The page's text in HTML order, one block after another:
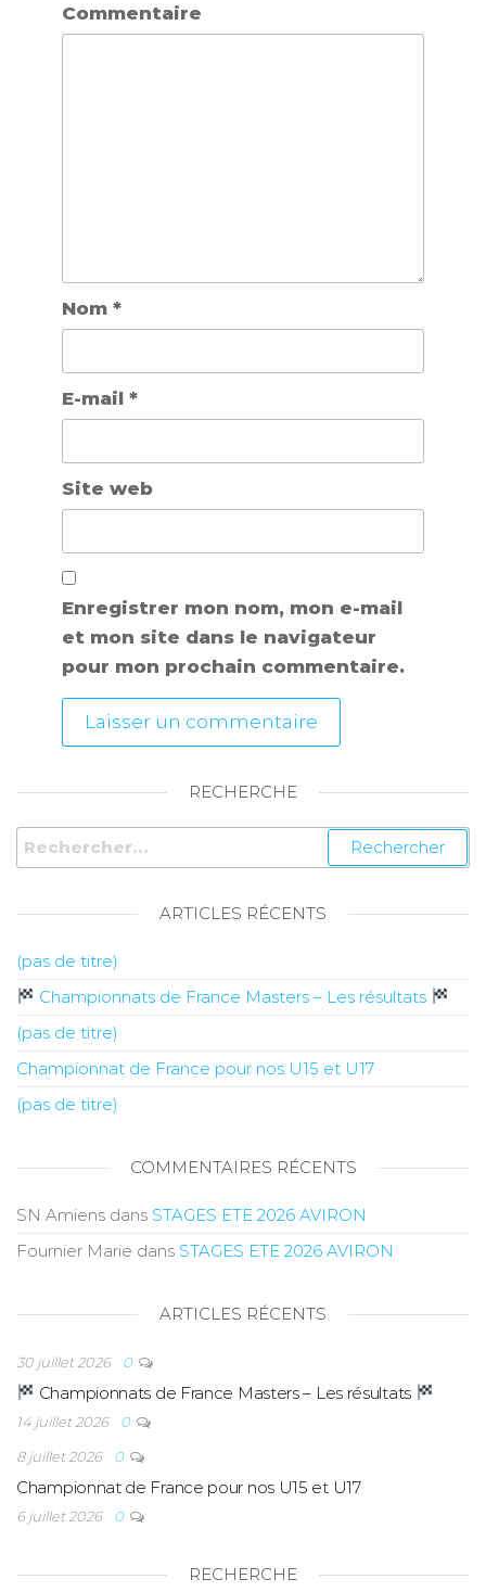
Commentaire
Nom *
E-mail *
Site web
Enregistrer mon nom, mon e-mail
et mon site dans le navigateur
pour mon prochain commentaire.
RECHERCHE
ARTICLES RÉCENTS
(pas de titre)
Championnats de France Masters – Les résultats
(pas de titre)
Championnat de France pour nos U15 et U17
(pas de titre)
COMMENTAIRES RÉCENTS
SN Amiens dans STAGES ETE 2026 AVIRON
Fournier Marie dans STAGES ETE 2026 AVIRON
ARTICLES RÉCENTS
30 juillet 2026 0
Championnats de France Masters – Les résultats
14 juillet 2026
0
8 juillet 2026
0
Championnat de France pour nos U15 et U17
6 juillet 2026 0
RECHERCHE